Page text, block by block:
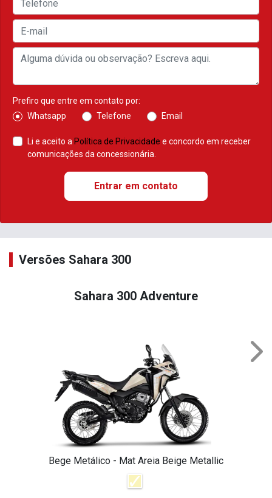
Prefiro que entre em contato por:
Whatsapp
Telefone Email
Li e aceito a Política de Privacidade e concordo em receber
comunicações da concessionária.
Entrar em contato
Versões Sahara 300
Sahara 300 Adventure
Bege Metálico - Mat Areia Beige Metallic